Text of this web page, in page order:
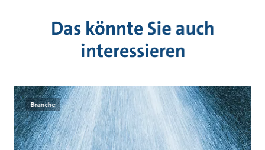
Das könnte Sie auch
interessieren
Branche